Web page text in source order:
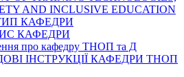
AND INCLUSIVE EDUCATION
КАФЕДРИ
КАФЕДРИ
про кафедру ТНОП та Д
ІНСТРУКЦІЇ КАФЕДРИ ТНОП